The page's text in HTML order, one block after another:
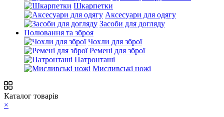
Шкарпетки
Аксесуари для одягу
Засоби для догляду
Полювання та зброя
Чохли для зброї
Ремені для зброї
Патронташі
Мисливські ножі
Каталог товарів
×